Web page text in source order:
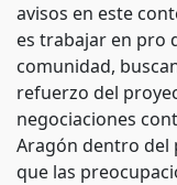
avisos en este
es trabajar en pro
comunidad,
refuerzo del
negociaciones
Aragón dentro del
que las